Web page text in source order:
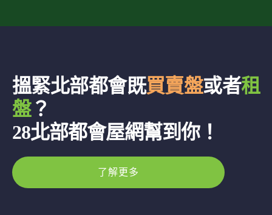
搵緊北部都會既買賣盤或者租
盤？
28北部都會屋網幫到你！
了解更多